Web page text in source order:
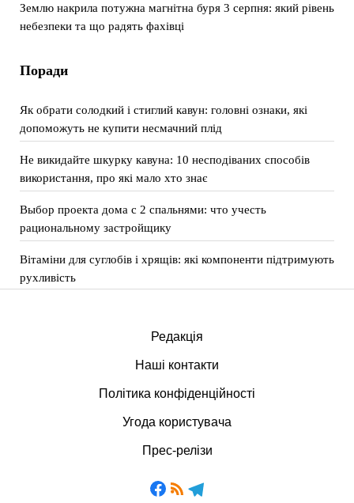
Землю накрила потужна магнітна буря 3 серпня: який рівень
небезпеки та що радять фахівці
Поради
Як обрати солодкий і стиглий кавун: головні ознаки, які
допоможуть не купити несмачний плід
Не викидайте шкурку кавуна: 10 несподіваних способів
використання, про які мало хто знає
Выбор проекта дома с 2 спальнями: что учесть
рациональному застройщику
Вітаміни для суглобів і хрящів: які компоненти підтримують
рухливість
Редакція
Наші контакти
Політика конфіденційності
Угода користувача
Прес-релізи